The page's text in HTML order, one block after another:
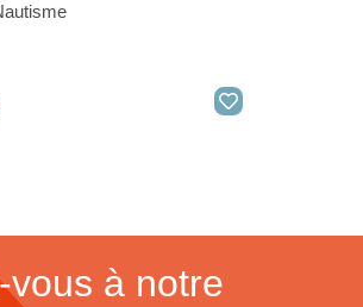
vous à notre